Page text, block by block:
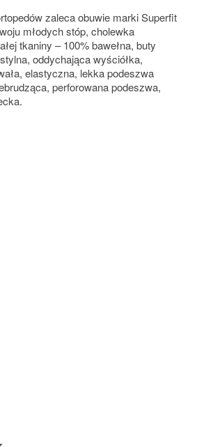
zaleca obuwie marki Superfit
młodych stóp, cholewka
tkaniny – 100% bawełna, buty
oddychająca wyściółka,
elastyczna, lekka podeszwa
perforowana podeszwa,